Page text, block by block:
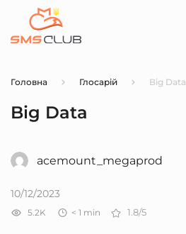
Головна Глосарій Big Data
Big Data
acemount_megaprod
10/12/2023
5.2K < 1 min 1.8/5